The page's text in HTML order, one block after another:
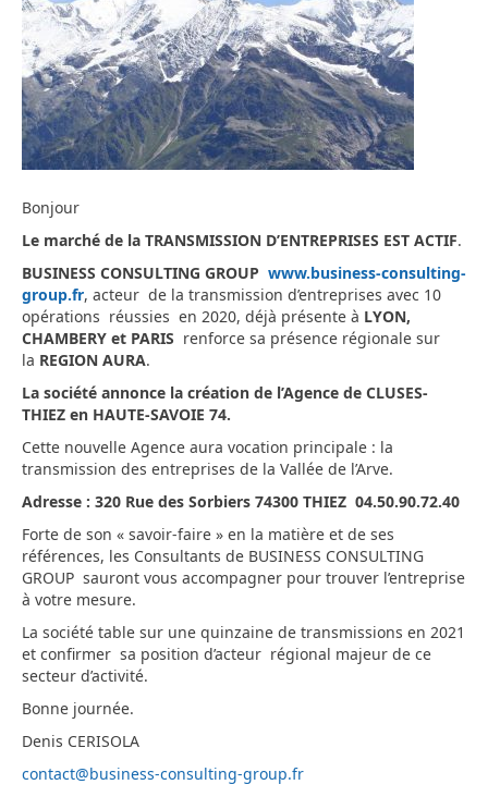
Bonjour
Le marché de la TRANSMISSION D’ENTREPRISES EST ACTIF.
BUSINESS CONSULTING GROUP www.business-consulting-
group.fr, acteur de la transmission d’entreprises avec 10
opérations réussies en 2020, déjà présente à LYON,
CHAMBERY et PARIS renforce sa présence régionale sur
la REGION AURA.
La société annonce la création de l’Agence de CLUSES-
THIEZ en HAUTE-SAVOIE 74.
Cette nouvelle Agence aura vocation principale : la
transmission des entreprises de la Vallée de l’Arve.
Adresse : 320 Rue des Sorbiers 74300 THIEZ 04.50.90.72.40
Forte de son « savoir-faire » en la matière et de ses
références, les Consultants de BUSINESS CONSULTING
GROUP sauront vous accompagner pour trouver l’entreprise
à votre mesure.
La société table sur une quinzaine de transmissions en 2021
et confirmer sa position d’acteur régional majeur de ce
secteur d’activité.
Bonne journée.
Denis CERISOLA
contact@business-consulting-group.fr